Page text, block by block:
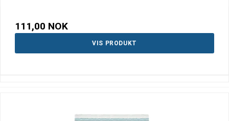
111,00 NOK
VIS PRODUKT